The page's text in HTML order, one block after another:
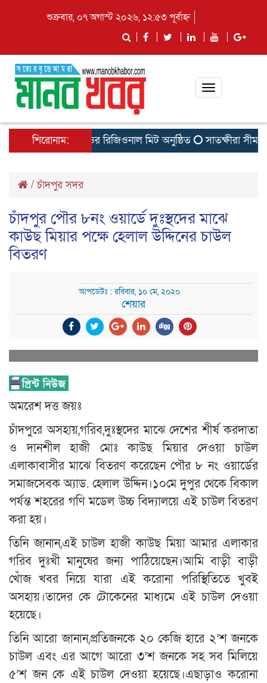
শুক্রবার, ০৭ অগাস্ট ২০২৬, ১২:৫৩ পূর্বাহ্ন
Toggle
শিরোনাম:
লিমিটেডের রিজিওনাল মিট অনুষ্ঠিত সাতক্ষীরা সীমান্তে
/চাঁদপুর সদর
চাঁদপুর পৌর ৮নং ওয়ার্ডে দুঃস্থদের মাঝে
কাউছ মিয়ার পক্ষে হেলাল উদ্দিনের চাউল
বিতরণ
আপডেটঃ : রবিবার, ১০ মে, ২০২০
শেয়ার
অমরেশ দত্ত জয়ঃ
চাঁদপুরে অসহায়,গরিব,দুঃস্থদের মাঝে দেশের শীর্ষ করদাতা
ও দানশীল হাজী মোঃ কাউছ মিয়ার দেওয়া চাউল
এলাকাবাসীর মাঝে বিতরণ করেছেন পৌর ৮ নং ওয়ার্ডের
সমাজসেবক অ্যাড. হেলাল উদ্দিন।১০মে দুপুর থেকে বিকাল
পর্যন্ত শহরের গণি মডেল উচ্চ বিদ্যালয়ে এই চাউল বিতরণ
করা হয়।
তিনি জানান,এই চাউল হাজী কাউছ মিয়া আমার এলাকার
গরিব দুঃখী মানুষের জন্য পাঠিয়েছেন।আমি বাড়ী বাড়ী
খোঁজ খবর নিয়ে যারা এই করোনা পরিস্থিতিতে খুবই
অসহায়।তাদের কে টোকেনের মাধ্যমে এই চাউল দেওয়া
হয়েছে।
তিনি আরো জানান,প্রতিজনকে ২০ কেজি হারে ২’শ জনকে
চাউল এবং এর আগে আরো ৩’শ জনকে সহ সব মিলিয়ে
৫’শ জন কে এই চাউল দেওয়া হয়েছে।এছাড়াও করোনা